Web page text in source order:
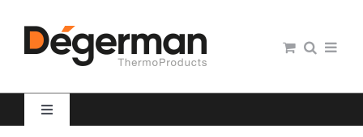
contenido
Toggle